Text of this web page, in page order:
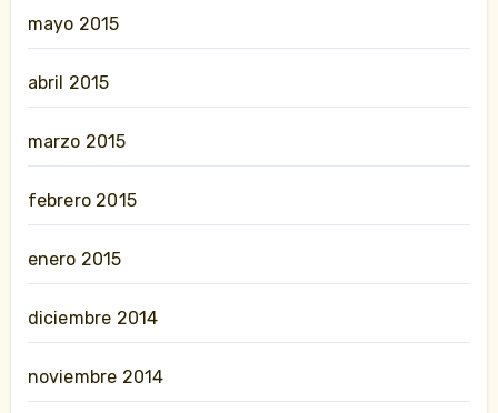
mayo 2015
abril 2015
marzo 2015
febrero 2015
enero 2015
diciembre 2014
noviembre 2014